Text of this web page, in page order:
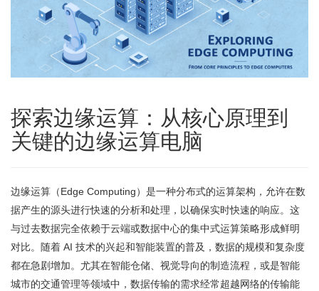
探索边缘运算：从核心原理到
关键的边缘运算电脑
边缘运算（Edge Computing）是一种分布式的运算架构，允许在数
据产生的源头进行快速的分析和处理，以确保实时快速的响应。这
与过去数据完全依赖于云端或数据中心的集中式运算策略形成鲜明
对比。随着 AI 技术的兴起和智能装置的普及，数据的规模和复杂度
都在急剧增加。尤其在智能仓储、视觉导向的制造流程，或是智能
城市的交通管理等领域中，数据传输的需求经常超越网络的传输能